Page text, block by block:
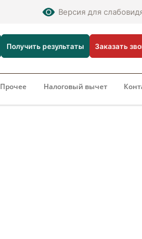
Версия для
Получить результаты Заказать
Прочее Налоговый вычет